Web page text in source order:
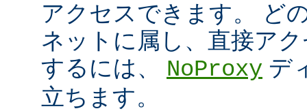
アクセスできます。 ど
ネットに属し、直接ア
するには、 NoProxy デ
立ちます。